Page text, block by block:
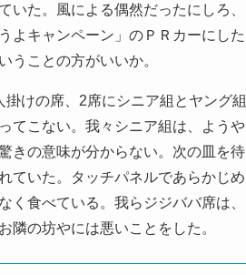
た。風による偶然だったにしろ、
よキャンペーン」のＰＲカーにした
うことの方がいいか。
けの席、2席にシニア組とヤング組
てこない。我々シニア組は、ようや
きの意味が分からない。次の皿を待
ていた。タッチパネルであらかじめ
食べている。我らジジババ席は、
隣の坊やには悪いことをした。